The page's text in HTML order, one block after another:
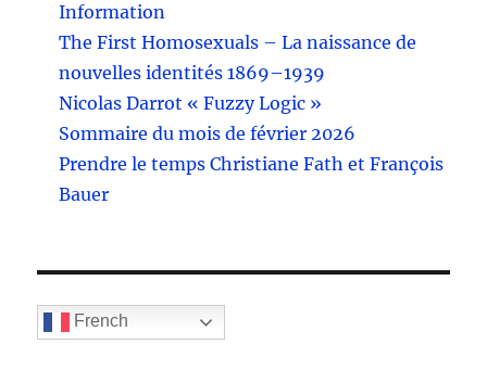
Information
The First Homosexuals – La naissance de
nouvelles identités 1869–1939
Nicolas Darrot « Fuzzy Logic »
Sommaire du mois de février 2026
Prendre le temps Christiane Fath et François
Bauer
French